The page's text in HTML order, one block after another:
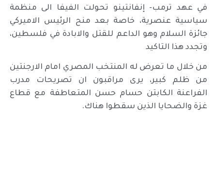
في عهد ترمب- إنفانتينو تحولت الفيفا الى منظمة
سياسية عنصرية، خاصة بعد منح الرئيس الاميركي
جائزة السلام وهو الداعم للقتل والابادة في فلسطين،
وتجدد هذا التاكيد
من خلال ما تعرض له المنتخب المصري امام الارجنتين
من ظلم كبير، يرى مراقبون ان تصريحات مدرب
الفراعنة الكابتن حسام حسن المتعاطفة مع قطاع
غزة والضحايا الذين سقطوا هناك.